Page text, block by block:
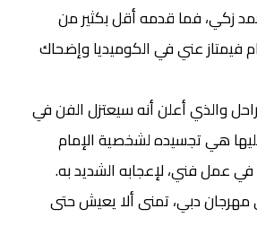
أحمد زكي، فما قدمه أقل بكثير من
فيمتاز عني في الكوميديا وإضحاك
والذي أعلن أنه سيعتزل الفن في
هي تجسيده لشخصية الإمام
عمل فني، لإعجابه الشديد به.
دبي، تمنى ألا يعيش حتى